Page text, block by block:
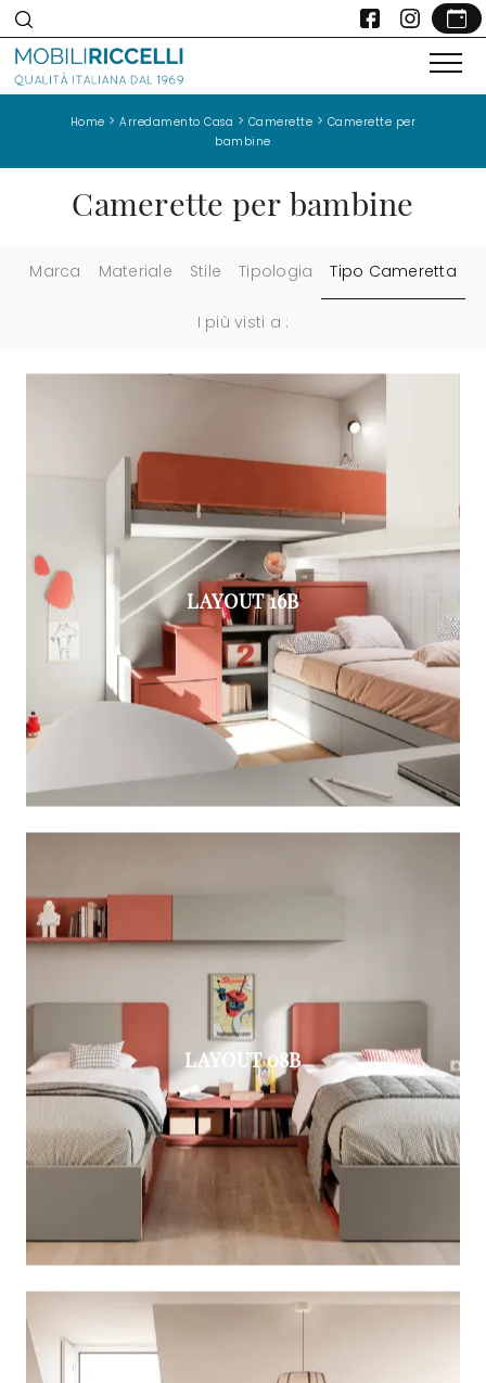
Home >Arredamento Casa > Camerette > Camerette per
bambine
Camerette per bambine
Marca Materiale Stile Tipologia Tipo Cameretta
I più visti a :
LAYOUT 16B
LAYOUT 08B